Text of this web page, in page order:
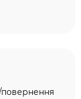
повернення